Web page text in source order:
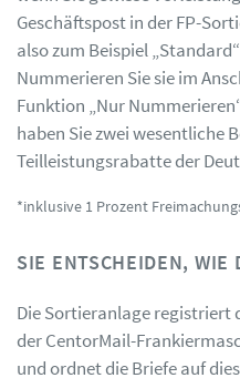
Geschäftspost in der FP-
also zum Beispiel
Nummerieren Sie sie im
Funktion „Nur
haben Sie zwei wesentliche
Teilleistungsrabatte der
*inklusive 1 Prozent
SIE ENTSCHEIDEN, WIE
Die Sortieranlage registriert
der CentorMail-
und ordnet die Briefe auf